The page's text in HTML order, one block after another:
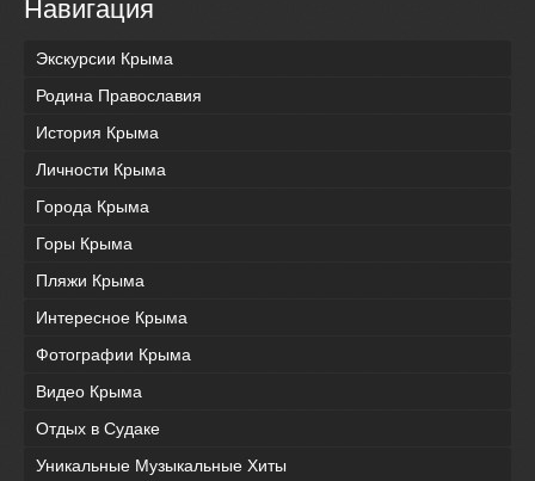
Навигация
Экскурсии Крыма
Родина Православия
История Крыма
Личности Крыма
Города Крыма
Горы Крыма
Пляжи Крыма
Интересное Крыма
Фотографии Крыма
Видео Крыма
Отдых в Судаке
Уникальные Музыкальные Хиты